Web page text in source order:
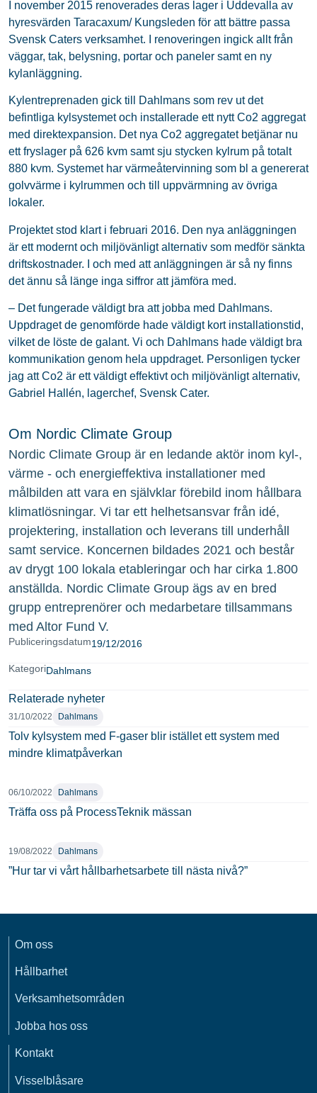
Publiceringsdatum19/12/2016
KategoriDahlmans
Relaterade nyheter
31/10/2022 Dahlmans
Tolv kylsystem med F-gaser blir istället ett system med
mindre klimatpåverkan
06/10/2022 Dahlmans
Träffa oss på ProcessTeknik mässan
19/08/2022 Dahlmans
”Hur tar vi vårt hållbarhetsarbete till nästa nivå?”
I november 2015 renoverades deras lager i Uddevalla av
hyresvärden Taracaxum/ Kungsleden för att bättre passa
Svensk Caters verksamhet. I renoveringen ingick allt från
väggar, tak, belysning, portar och paneler samt en ny
kylanläggning.
Kylentreprenaden gick till Dahlmans som rev ut det
befintliga kylsystemet och installerade ett nytt Co2 aggregat
med direktexpansion. Det nya Co2 aggregatet betjänar nu
ett fryslager på 626 kvm samt sju stycken kylrum på totalt
880 kvm. Systemet har värmeåtervinning som bl a genererat
golvvärme i kylrummen och till uppvärmning av övriga
lokaler.
Projektet stod klart i februari 2016. Den nya anläggningen
är ett modernt och miljövänligt alternativ som medför sänkta
driftskostnader. I och med att anläggningen är så ny finns
det ännu så länge inga siffror att jämföra med.
– Det fungerade väldigt bra att jobba med Dahlmans.
Uppdraget de genomförde hade väldigt kort installationstid,
vilket de löste de galant. Vi och Dahlmans hade väldigt bra
kommunikation genom hela uppdraget. Personligen tycker
jag att Co2 är ett väldigt effektivt och miljövänligt alternativ,
Gabriel Hallén, lagerchef, Svensk Cater.
Om Nordic Climate Group
Nordic Climate Group är en ledande aktör inom kyl-,
värme - och energieffektiva installationer med
målbilden att vara en självklar förebild inom hållbara
klimatlösningar. Vi tar ett helhetsansvar från idé,
projektering, installation och leverans till underhåll
samt service. Koncernen bildades 2021 och består
av drygt 100 lokala etableringar och har cirka 1.800
anställda. Nordic Climate Group ägs av en bred
grupp entreprenörer och medarbetare tillsammans
med Altor Fund V.
Om oss
Hållbarhet
Verksamhetsområden
Jobba hos oss
Kontakt
Visselblåsare